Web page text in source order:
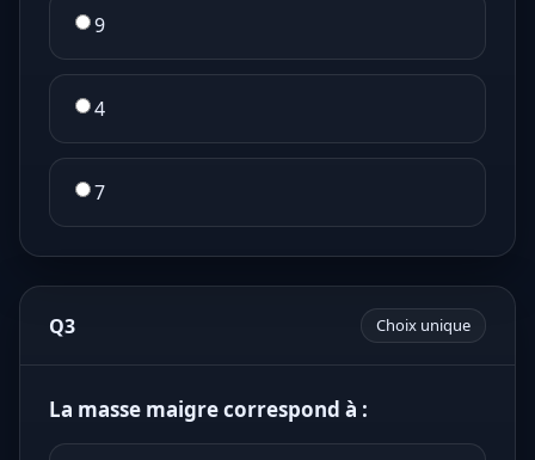
9
4
7
Q3 Choix unique
La masse maigre correspond à :